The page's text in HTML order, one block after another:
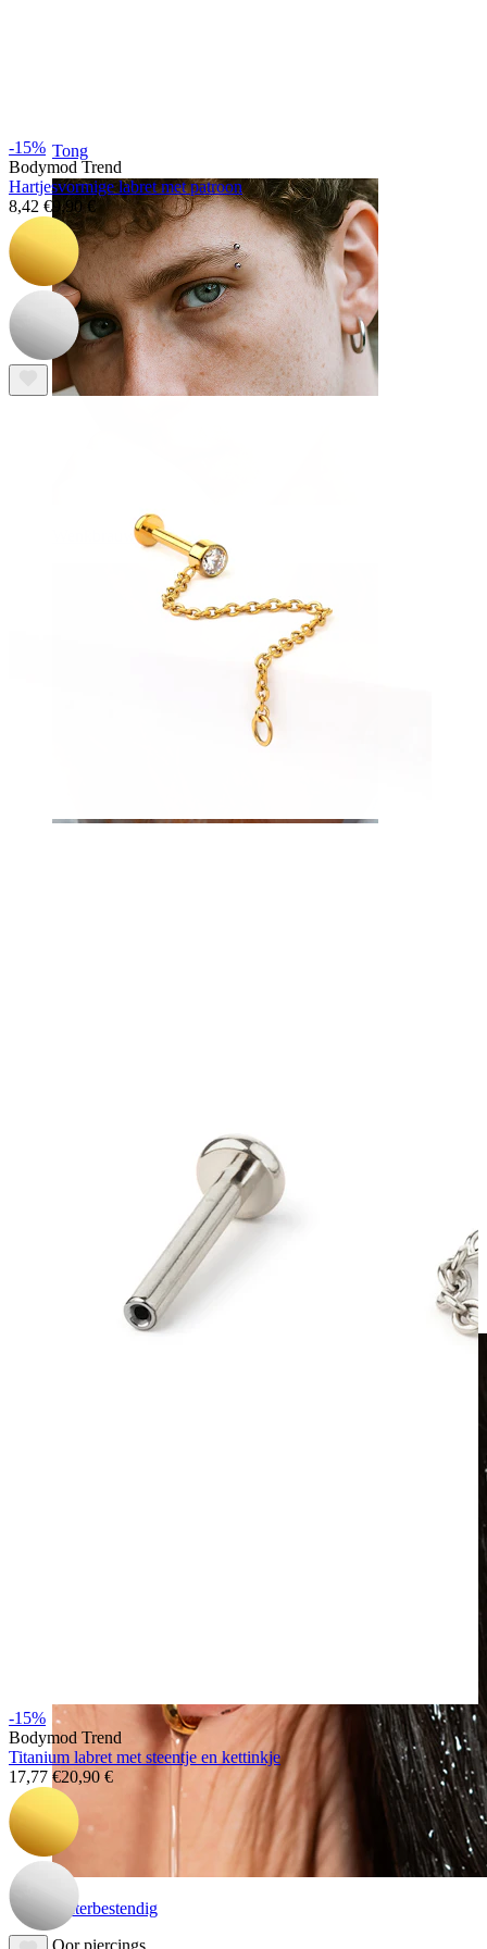
Tong
Wenkbrauw
Waterbestendig
Oor piercings
-15%
Bodymod Trend
Hartjesvormige labret met patroon
8,42 €9,90 €
-15%
Bodymod Trend
Titanium labret met steentje en kettinkje
17,77 €20,90 €